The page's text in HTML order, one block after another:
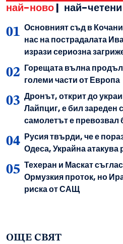
най-ново| най-четени
Основният съд в Кочани
нас на пострадалата
изрази сериозна
Горещата вълна
големи части от Европа
Дронът, открит до
Лайпциг, е бил зареден
самолетът е превозвал
Русия твърди, че е
Одеса, Украйна
Техеран и Маскат
Ормузкия проток, но
риска от САЩ
ОЩЕ СВЯТ